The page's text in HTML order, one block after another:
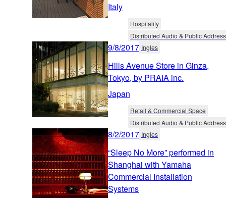
Italy
Hospitality
Distributed Audio & Public Address
9/8/2017 Ingles
Hills Avenue Store in Ginza,
Tokyo, by PRAIA inc.
Japan
Retail & Commercial Space
Distributed Audio & Public Address
8/2/2017 Ingles
“Sleep No More” performed in
Shanghai with Yamaha
Commercial Installation
Systems